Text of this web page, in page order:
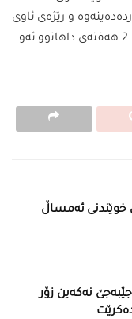
و رێژەی ئاوی
رووباری دیجلە زیاد دەكات، چونكە لە ماوەی 2 هەفتەی داهاتوو ئەو
خوێندنی ئەمساڵ
نەكەین زۆر